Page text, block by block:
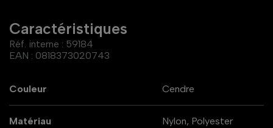
Caractéristiques
Réf. interne : 59184
EAN : 0818373020743
Couleur Cendre
Matériau Nylon, Polyester